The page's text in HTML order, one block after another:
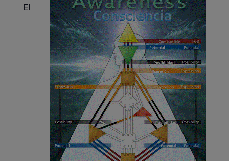
El